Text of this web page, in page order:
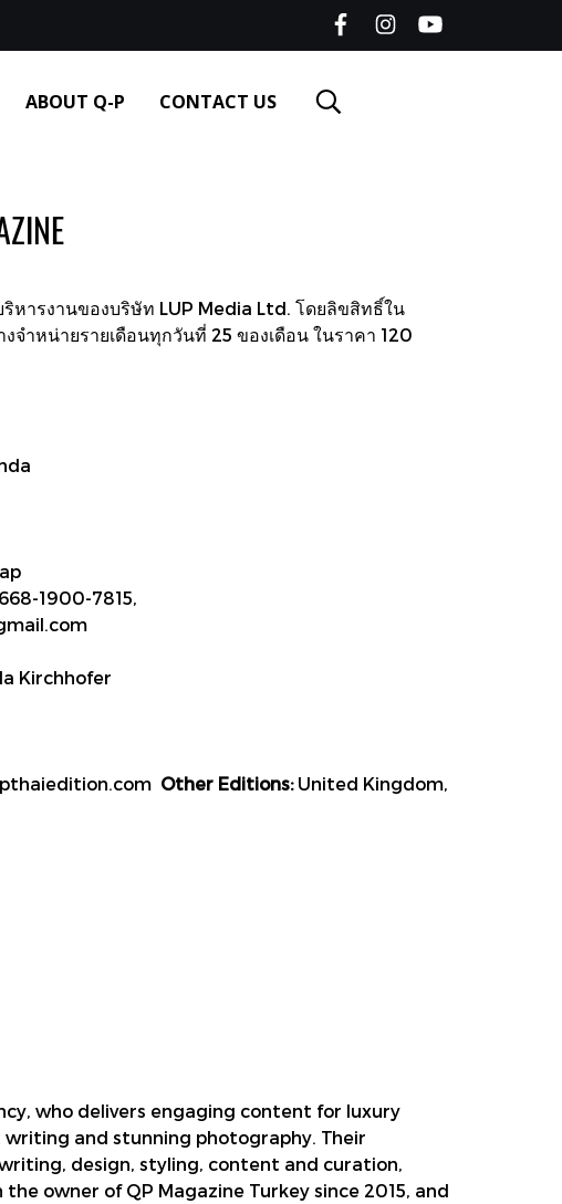
ABOUT Q-P CONTACT US
หารงานของบริษัท LUP Media Ltd. โดยลิขสิทธิ์ใน
จำหน่ายรายเดือนทุกวันที่ 25 ของเดือน ในราคา 120
1900-7815,
Other Editions:United Kingdom,
who delivers engaging content for luxury
and stunning photography. Their
design, styling, content and curation,
owner of QP Magazine Turkey since 2015, and